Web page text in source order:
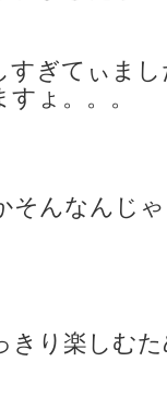
すぎてぃま
ょ。。。
そんなんじ
きり楽しむ